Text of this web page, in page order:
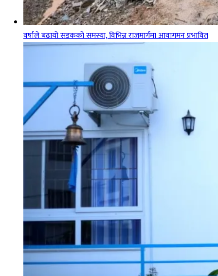
वर्षाले बढायो सडकको समस्या, विभिन्न राजमार्गमा आवागमन प्रभावित